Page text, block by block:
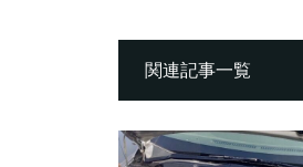
関連記事一覧